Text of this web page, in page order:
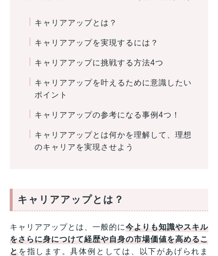
キャリアアップとは？
キャリアアップを実現するには？
キャリアアップに挑戦する方法4つ
キャリアアップを叶えるために意識したい
ポイント
キャリアアップの参考になる事例4つ！
キャリアアップとは何かを理解して、理想
のキャリアを実現させよう
キャリアアップとは？
キャリアアップとは、一般的に今よりも知識やスキル
をさらに身につけて経歴や自身の市場価値を高めるこ
とを指します。具体例としては、以下があげられま